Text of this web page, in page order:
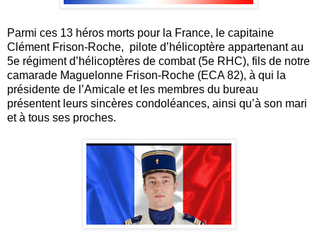
Parmi ces 13 héros morts pour la France, le capitaine
Clément Frison-Roche, pilote d’hélicoptère appartenant au
5e régiment d’hélicoptères de combat (5e RHC), fils de notre
camarade Maguelonne Frison-Roche (ECA 82), à qui la
présidente de l’Amicale et les membres du bureau
présentent leurs sincères condoléances, ainsi qu’à son mari
et à tous ses proches.